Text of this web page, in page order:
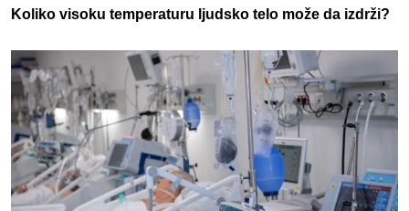
Koliko visoku temperaturu ljudsko telo može da izdrži?